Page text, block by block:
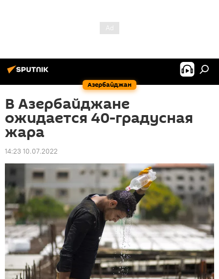
Азербайджан
В Азербайджане
ожидается 40-градусная
жара
14:23 10.07.2022